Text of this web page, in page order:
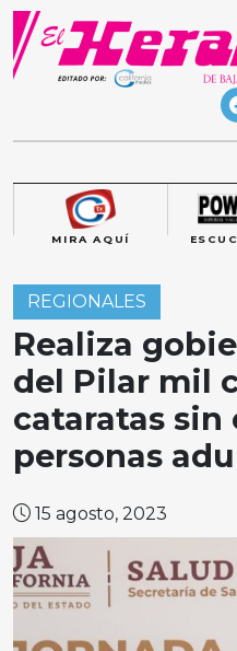
Skip
content
MIRA AQUÍ
REGIONALES
Realiza
del Pilar mil
cataratas sin
personas
15 agosto, 2023